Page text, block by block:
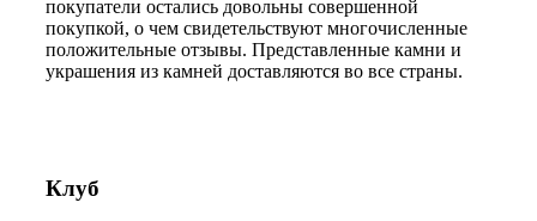
покупатели остались довольны совершенной
покупкой, о чем свидетельствуют многочисленные
положительные отзывы. Представленные камни и
украшения из камней доставляются во все страны.
Клуб